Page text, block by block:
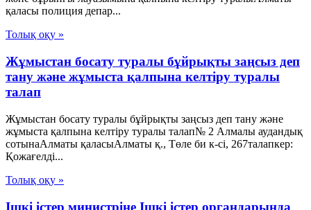
қаласы полиция депар...
Толық оқу »
Жұмыстан босату туралы бұйрықты заңсыз деп
тану және жұмыста қалпына келтіру туралы
талап
Жұмыстан босату туралы бұйрықты заңсыз деп тану және
жұмыста қалпына келтіру туралы талап№ 2 Алмалы аудандық
сотынаАлматы қаласыАлматы қ., Төле би к-сі, 267талапкер:
Қожағелді...
Толық оқу »
Ішкі істер министріне Ішкі істер органдарында